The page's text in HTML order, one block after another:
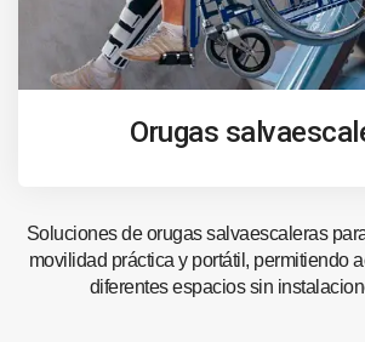
Orugas
Soluciones de orugas salvaescaleras
movilidad práctica y portátil, permitiendo
diferentes espacios sin